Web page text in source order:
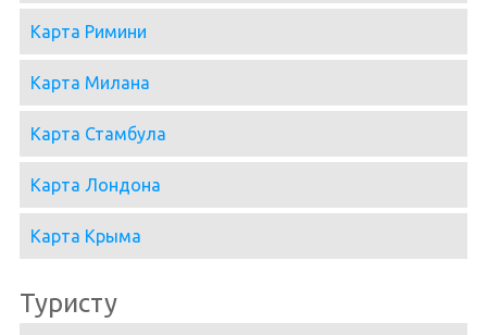
Карта Римини
Карта Милана
Карта Стамбула
Карта Лондона
Карта Крыма
Туристу